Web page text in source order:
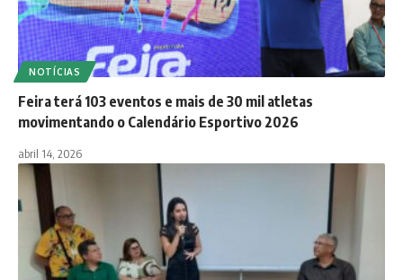
NOTÍCIAS
Feira terá 103 eventos e mais de 30 mil atletas
movimentando o Calendário Esportivo 2026
abril 14, 2026